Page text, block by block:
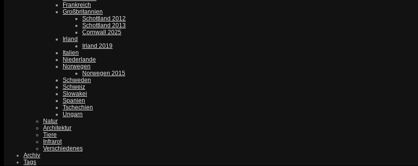
Frankreich
Großbritannien
Schottland 2012
Schottland 2013
Cornwall 2025
Irland
Irland 2019
Italien
Niederlande
Norwegen
Norwegen 2015
Schweden
Schweiz
Slowakei
Spanien
Tschechien
Ungarn
Natur
Architektur
Tiere
Infrarot
Verschiedenes
Archiv
Tags